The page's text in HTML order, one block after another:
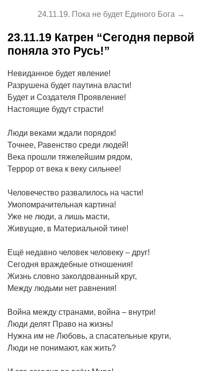
24.11.19. Пока не будет Единого Бога →
23.11.19 Катрен “Сегодня первой
поняла это Русь!”
Невиданное будет явление!
Разрушена будет паутина власти!
Будет и Создателя Проявление!
Настоящие будут страсти!
Люди веками ждали порядок!
Точнее, Равенство среди людей!
Века прошли тяжелейшим рядом,
Террор от века к веку сильнее!
Человечество развалилось на части!
Умопомрачительная картина!
Уже не люди, а лишь масти,
Живущие, в Материальной тине!
Ещё недавно человек человеку – друг!
Сегодня враждебные отношения!
Жизнь словно заколдованный круг,
Между людьми нет равнения!
Война между странами, война – внутри!
Люди делят Право на жизнь!
Нужна им не Любовь, а спасательные круги,
Люди не понимают, как жить?